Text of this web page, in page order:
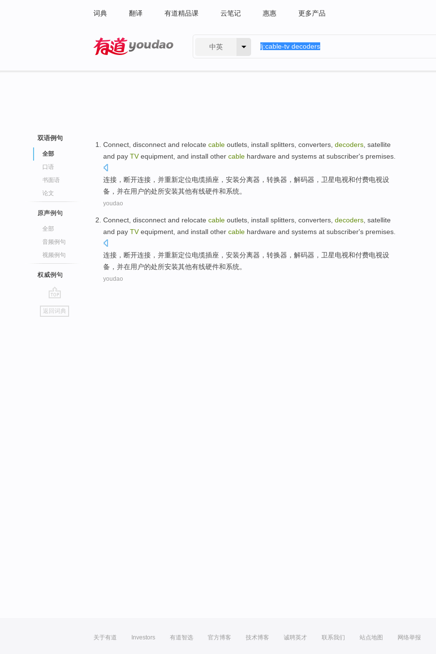
词典 翻译 有道精品课 云笔记 惠惠 更多产品
中英
双语例句
全部
口语
书面语
论文
原声例句
全部
音频例句
视频例句
权威例句
go
top
返回词典
Connect disconnect and relocate cable outlets install splitters converters decoders satellite
and pay TV equipment , and install other cable hardware and systems at subscriber's premises
连接 ， 断开连接 ， 并重新定位电缆插座 ， 安装分离器 ， 转换器 ， 解码器 ， 卫星电视和付费电视设
备 ，并在用户的处所安装其他有线硬件和系统。
youdao
Connect disconnect and relocate cable outlets install splitters converters decoders satellite
and pay TV equipment , and install other cable hardware and systems at subscriber's premises
连接 ， 断开连接 ， 并重新定位电缆插座 ， 安装分离器 ， 转换器 ， 解码器 ， 卫星电视和付费电视设
备 ，并在用户的处所安装其他有线硬件和系统。
youdao
关于有道 Investors 有道智选 官方博客 技术博客 诚聘英才 联系我们 站点地图 网络举报